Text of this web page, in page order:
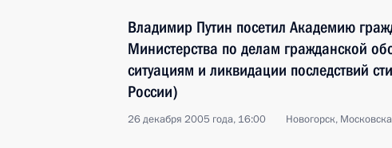
Владимир Путин посетил Академию
Министерства по делам гражданской
ситуациям и ликвидации последствий
России)
26 декабря 2005 года, 16:00 Новогорск,